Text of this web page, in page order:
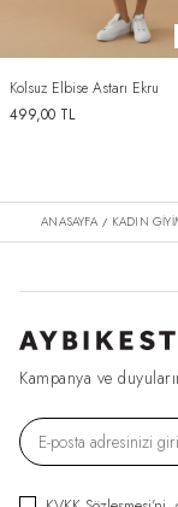
Kolsuz Elbise Astarı Ekru
499,00 TL
ANASAYFA / KADIN
Kampanya ve